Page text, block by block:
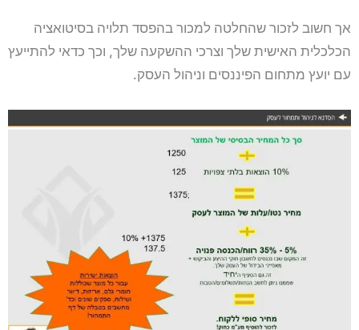
אך חשוב לזכור שהחלטה למכור בהפסד תלויה בסיטואציה
הכלכלית האישית שלך וצרכי ההשקעה שלך, וכך כדאי להתייעץ
עם יועץ מתחום הפיננסים וניהול העסק.